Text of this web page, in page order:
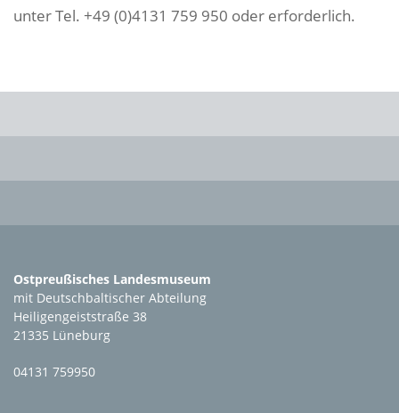
unter Tel. +49 (0)4131 759 950 oder erforderlich.
Ostpreußisches Landesmuseum
mit Deutschbaltischer Abteilung
Heiligengeiststraße 38
21335 Lüneburg
04131 759950